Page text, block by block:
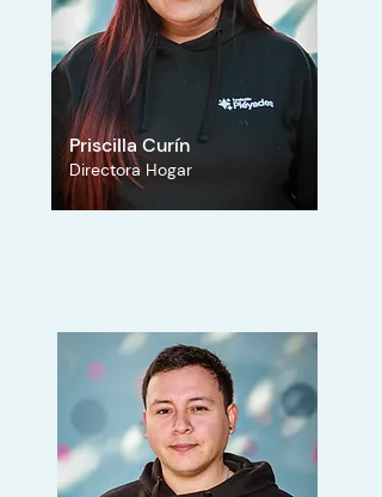
Priscilla Curín
Directora Hogar